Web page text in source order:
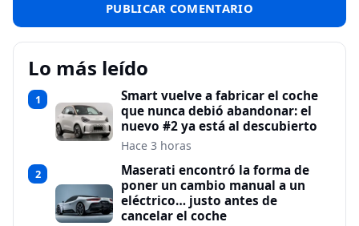
Lo más leído
1
Smart vuelve a fabricar el coche
que nunca debió abandonar: el
nuevo #2 ya está al descubierto
Hace 3 horas
2
Maserati encontró la forma de
poner un cambio manual a un
eléctrico… justo antes de
cancelar el coche